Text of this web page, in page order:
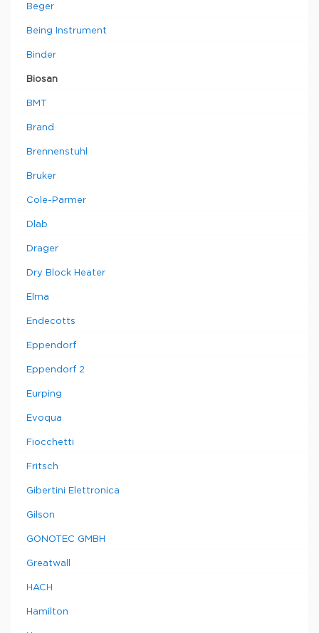
Beger
Being Instrument
Binder
Biosan
BMT
Brand
Brennenstuhl
Bruker
Cole-Parmer
Dlab
Drager
Dry Block Heater
Elma
Endecotts
Eppendorf
Eppendorf 2
Eurping
Evoqua
Fiocchetti
Fritsch
Gibertini Elettronica
Gilson
GONOTEC GMBH
Greatwall
HACH
Hamilton